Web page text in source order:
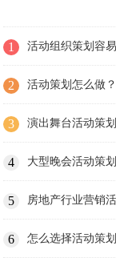
1 活动组织策划容
2 活动策划怎么做
3 演出舞台活动策
4 大型晚会活动策
5 房地产行业营销
6 怎么选择活动策